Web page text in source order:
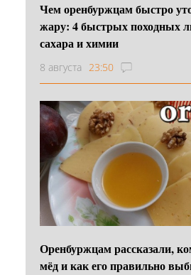
Чем оренбуржцам быстро
жару: 4 быстрых походных
сахара и химии
8 августа 23:50
Оренбуржцам рассказали,
мёд и как его правильно